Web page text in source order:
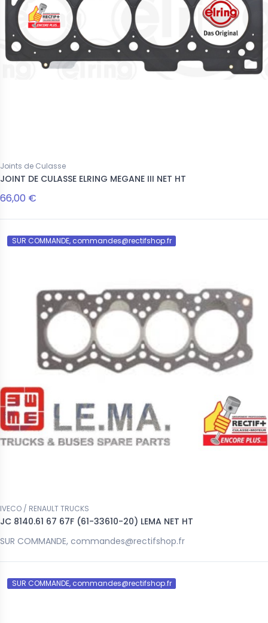
Joints de Culasse
JOINT DE CULASSE ELRING MEGANE III NET HT
66,00 €
SUR COMMANDE, commandes@rectifshop.fr
IVECO / RENAULT TRUCKS
JC 8140.61 67 67F (61-33610-20) LEMA NET HT
SUR COMMANDE, commandes@rectifshop.fr
SUR COMMANDE, commandes@rectifshop.fr